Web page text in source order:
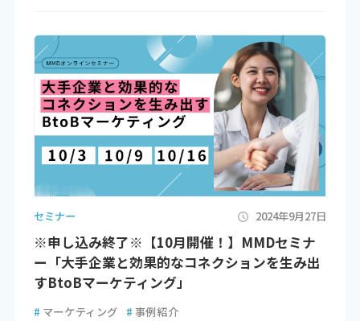
セミナー 2024年9月27日
※申し込み終了※【10月開催！】MMDセミナ
ー「大手企業と効果的なコネクションを生み出
すBtoBマーケティング」
# マーケティング # 事例紹介